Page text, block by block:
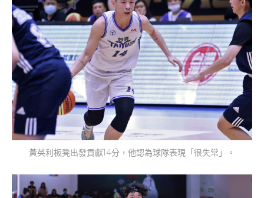
黃英利板凳出發貢獻14分，他認為球隊表現「很失常」。